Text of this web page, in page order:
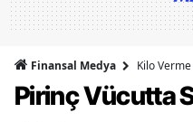
Finansal Medya Kilo Verme
Pirinç Vücutta